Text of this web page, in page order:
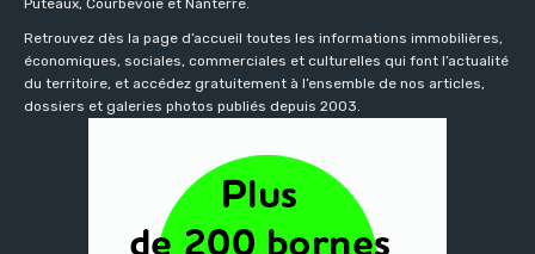
Puteaux, Courbevoie et Nanterre.
Retrouvez dès la page d’accueil toutes les informations immobilières,
économiques, sociales, commerciales et culturelles qui font l’actualité
du territoire, et accédez gratuitement à l’ensemble de nos articles,
dossiers et galeries photos publiés depuis 2003.